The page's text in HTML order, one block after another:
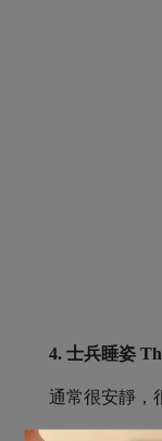
4. 士兵睡姿
通常很安靜，